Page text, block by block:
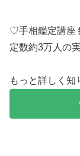
♡手相鑑定講座
定数約3万人の
もっと詳しく知